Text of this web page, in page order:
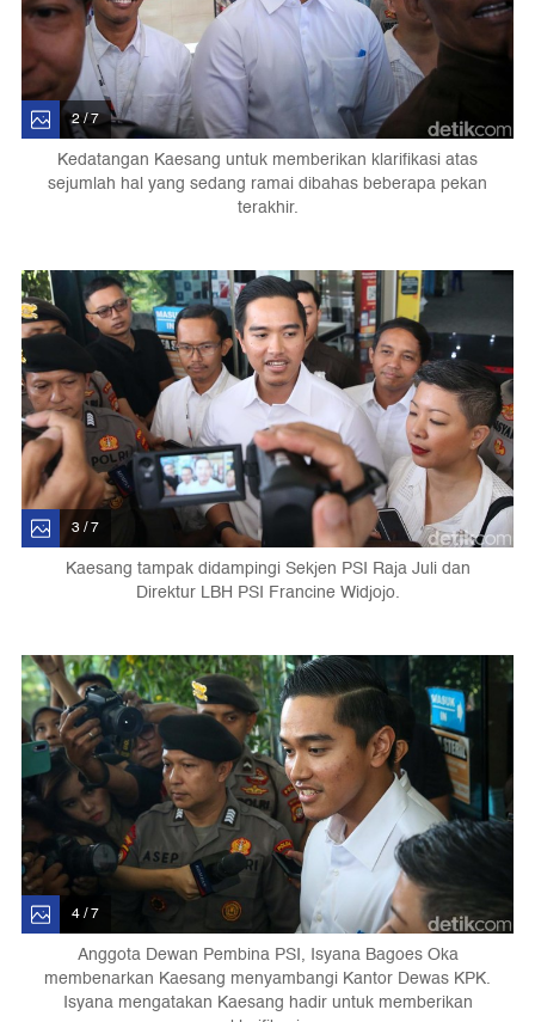
2 / 7
Kedatangan Kaesang untuk memberikan klarifikasi atas
sejumlah hal yang sedang ramai dibahas beberapa pekan
terakhir.
3 / 7
Kaesang tampak didampingi Sekjen PSI Raja Juli dan
Direktur LBH PSI Francine Widjojo.
4 / 7
Anggota Dewan Pembina PSI, Isyana Bagoes Oka
membenarkan Kaesang menyambangi Kantor Dewas KPK.
Isyana mengatakan Kaesang hadir untuk memberikan